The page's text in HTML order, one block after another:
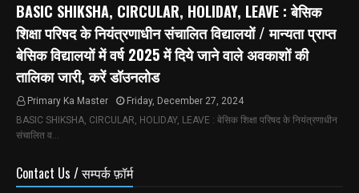
BASIC SHIKSHA, CIRCULAR, HOLIDAY, LEAVE : बेसिक
शिक्षा परिषद के नियंत्रणाधीन संचालित विद्यालयों / मान्यता प्राप्त
बेसिक विद्यालयों में वर्ष 2025 में दिये जाने वाले अवकाशों की
तालिका जारी, करें डॉउनलोड
Primary Ka Master
Friday, December 27, 2024
BASIC SHIKSHA, CIRCULAR, HOLIDAY, LEAVE : बेसिक शिक्षा परिषद के नियंत्रणाधीन
संचालित व…
Contact Us / सम्पर्क फ़ॉर्म